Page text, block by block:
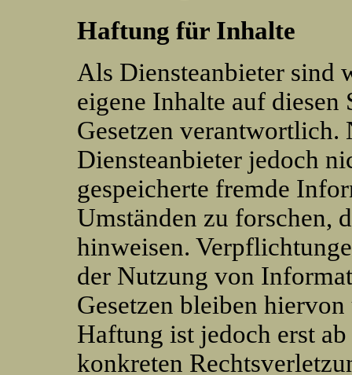
Haftung für Inhalte
Als Diensteanbieter sind
eigene Inhalte auf diesen
Gesetzen
Diensteanbieter jedoch
gespeicherte fremde
Umständen zu forschen,
hinweisen.
der Nutzung von
Gesetzen bleiben
Haftung ist jedoch erst
konkreten